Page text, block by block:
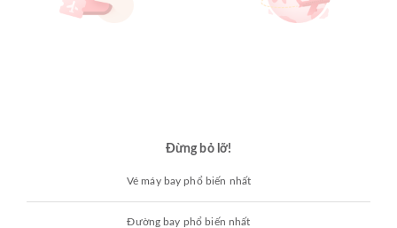
Đừng bỏ lỡ!
Vé máy bay phổ biến nhất
Đường bay phổ biến nhất